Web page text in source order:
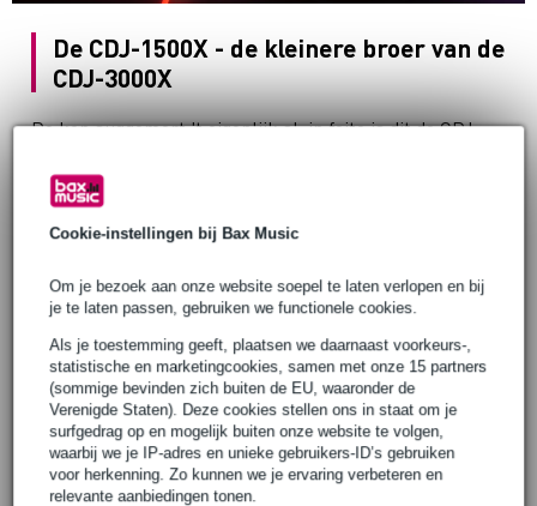
Cookie-instellingen bij Bax Music
Om je bezoek aan onze website soepel te laten verlopen en bij
je te laten passen, gebruiken we functionele cookies.
Als je toestemming geeft, plaatsen we daarnaast voorkeurs-,
statistische en marketingcookies, samen met onze 15 partners
(sommige bevinden zich buiten de EU, waaronder de
Verenigde Staten). Deze cookies stellen ons in staat om je
surfgedrag op en mogelijk buiten onze website te volgen,
waarbij we je IP-adres en unieke gebruikers-ID’s gebruiken
voor herkenning. Zo kunnen we je ervaring verbeteren en
relevante aanbiedingen tonen.
De CDJ-1500X - de kleinere broer van de
CDJ-3000X
De kop suggereert 't eigenlijk al; in feite is dit de CDJ-
bedieningselementen, maar niet zozeer minder
mogelijkheden. Daar waar de CDJ-3000X een knopje
display - dat overigens net zo groot is als die op de CDJ-
3000X. Je kunt geneigd zijn om een groot apparaat te
willen, met heel veel knopjes (want: dat is cool!). Maar
als je uiteindelijk vaak op pad moet met je spullen, dan
denk je nog weleens terug aan die wens. De CDJ-1500X
is compacter en weegt bijna de helft (!) van de CDJ-
3000X. Ook in combinatie met een compacte(re) DJ-